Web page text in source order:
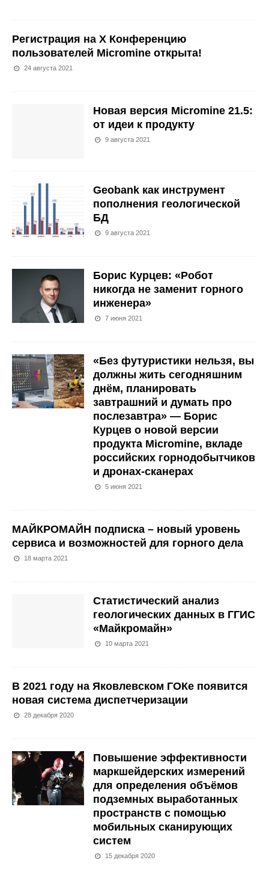
Регистрация на X Конференцию
пользователей Micromine открыта!
24 августа 2021
Новая версия Micromine 21.5:
от идеи к продукту
9 августа 2021
Geobank как инструмент
пополнения геологической
БД
9 августа 2021
Борис Курцев: «Робот
никогда не заменит горного
инженера»
7 июня 2021
«Без футуристики нельзя, вы
должны жить сегодняшним
днём, планировать
завтрашний и думать про
послезавтра» — Борис
Курцев о новой версии
продукта Micromine, вкладе
российских горнодобытчиков
и дронах-сканерах
5 июня 2021
МАЙКРОМАЙН подписка – новый уровень
сервиса и возможностей для горного дела
18 марта 2021
Статистический анализ
геологических данных в ГГИС
«Майкромайн»
10 марта 2021
В 2021 году на Яковлевском ГОКе появится
новая система диспетчеризации
28 декабря 2020
Повышение эффективности
маркшейдерских измерений
для определения объёмов
подземных выработанных
пространств с помощью
мобильных сканирующих
систем
15 декабря 2020